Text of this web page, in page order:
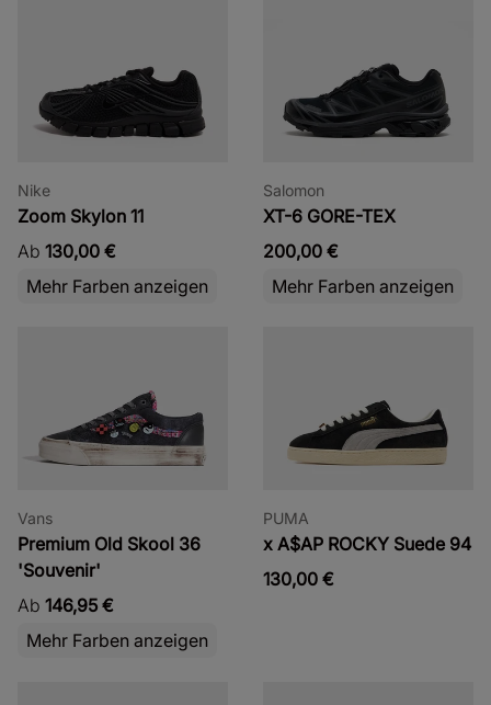
Nike
Zoom Skylon 11
Ab 130,00 €
Mehr Farben anzeigen
Salomon
XT-6 GORE-TEX
200,00 €
Mehr Farben anzeigen
Vans
Premium Old Skool 36
'Souvenir'
Ab 146,95 €
Mehr Farben anzeigen
PUMA
x A$AP ROCKY Suede 94
130,00 €